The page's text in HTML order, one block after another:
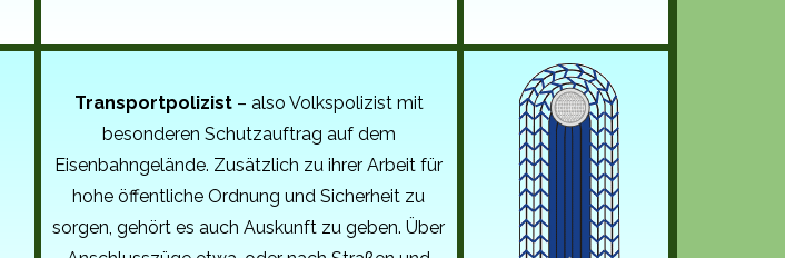
Transportpolizist – also Volkspolizist mit
besonderen Schutzauftrag auf dem
Eisenbahngelände. Zusätzlich zu ihrer Arbeit für
hohe öffentliche Ordnung und Sicherheit zu
sorgen, gehört es auch Auskunft zu geben. Über